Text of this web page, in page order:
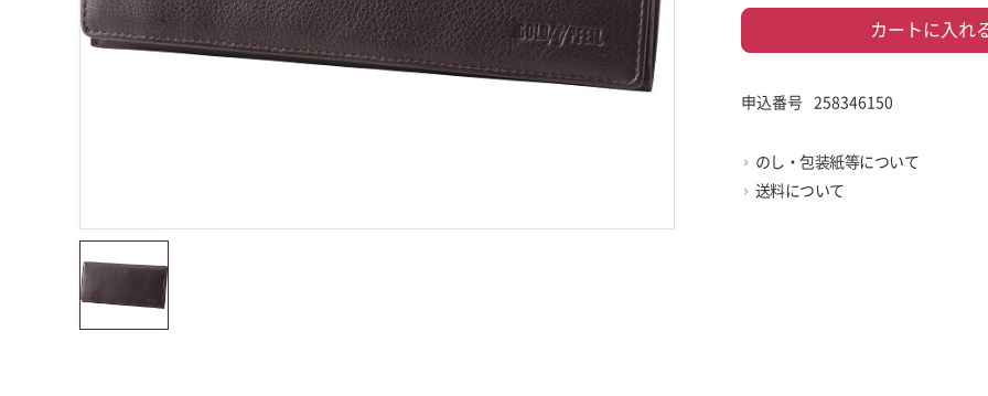
カートに入れ
申込番号 258346150
のし・包装紙等について
送料について